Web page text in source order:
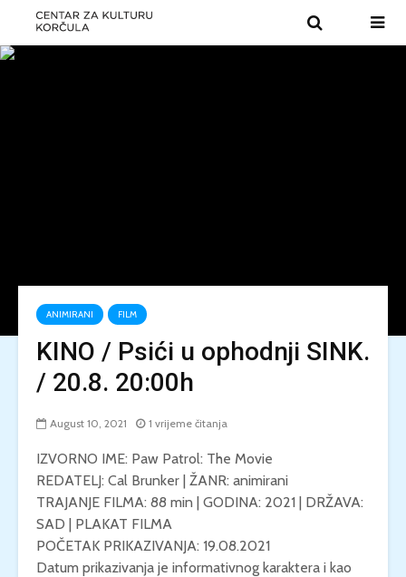
ANIMIRANI FILM
KINO / Psići u ophodnji SINK.
/ 20.8. 20:00h
August 10, 2021 1 vrijeme čitanja
IZVORNO IME: Paw Patrol: The Movie
REDATELJ: Cal Brunker | ŽANR: animirani
TRAJANJE FILMA: 88 min | GODINA: 2021 | DRŽAVA:
SAD | PLAKAT FILMA
POČETAK PRIKAZIVANJA: 19.08.2021
Datum prikazivanja je informativnog karaktera i kao